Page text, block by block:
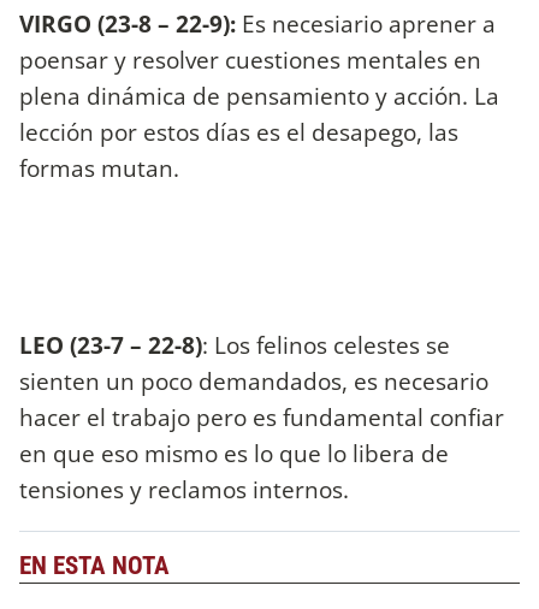
VIRGO (23-8 – 22-9): Es necesiario aprener a
poensar y resolver cuestiones mentales en
plena dinámica de pensamiento y acción. La
lección por estos días es el desapego, las
formas mutan.
LEO (23-7 – 22-8): Los felinos celestes se
sienten un poco demandados, es necesario
hacer el trabajo pero es fundamental confiar
en que eso mismo es lo que lo libera de
tensiones y reclamos internos.
EN ESTA NOTA